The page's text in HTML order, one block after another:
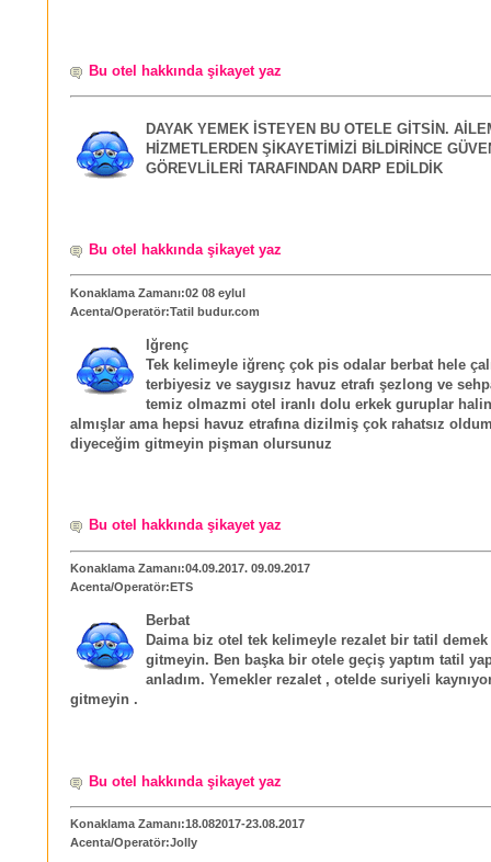
Bu otel hakkında şikayet yaz
DAYAK YEMEK İSTEYEN BU OTELE GİTSİN.
HİZMETLERDEN ŞİKAYETİMİZİ BİLDİRİNCE
GÖREVLİLERİ TARAFINDAN DARP EDİLDİK
Bu otel hakkında şikayet yaz
Konaklama Zamanı:02 08 eylul
Acenta/Operatör:Tatil budur.com
Iğrenç
Tek kelimeyle iğrenç çok pis odalar berbat hele
terbiyesiz ve saygısız havuz etrafı şezlong ve
temiz olmazmi otel iranlı dolu erkek guruplar
almışlar ama hepsi havuz etrafına dizilmiş çok rahatsız
diyeceğim gitmeyin pişman olursunuz
Bu otel hakkında şikayet yaz
Konaklama Zamanı:04.09.2017. 09.09.2017
Acenta/Operatör:ETS
Berbat
Daima biz otel tek kelimeyle rezalet bir tatil demek
gitmeyin. Ben başka bir otele geçiş yaptım tatil
anladım. Yemekler rezalet , otelde suriyeli
gitmeyin .
Bu otel hakkında şikayet yaz
Konaklama Zamanı:18.082017-23.08.2017
Acenta/Operatör:Jolly